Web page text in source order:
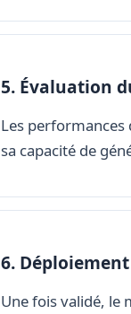
5. Évaluation
Les performances
sa capacité de
6. Déploiement
Une fois validé, le